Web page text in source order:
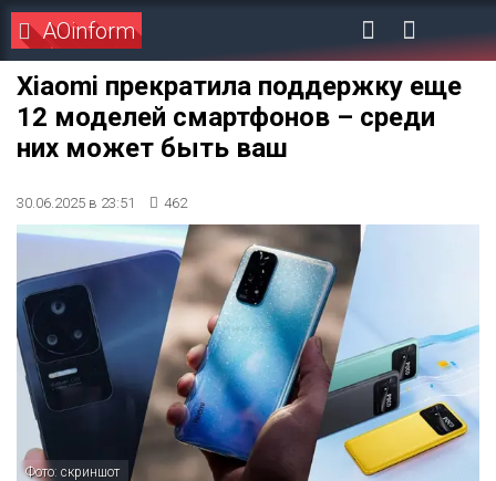
AOinform
Xiaomi прекратила поддержку еще
12 моделей смартфонов – среди
них может быть ваш
30.06.2025 в 23:51 462
Фото: скриншот